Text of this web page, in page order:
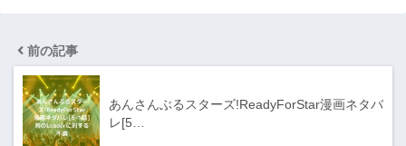
前の記事
あんさんぶるスターズ!ReadyForStar漫画ネタバ
レ[5…